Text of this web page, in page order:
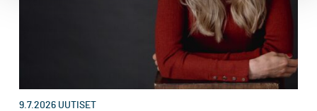
9.7.2026 UUTISET